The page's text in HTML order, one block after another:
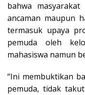
bahwa
ancaman maupun
termasuk upaya
pemuda oleh
mahasiswa namun
“Ini membuktikan
pemuda, tidak